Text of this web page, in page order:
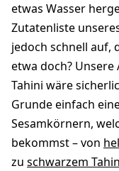
etwas Wasser
Zutatenliste
jedoch schnell auf,
etwa doch?
Tahini wäre
Grunde einfach
Sesamkörnern,
bekommst – von
zu schwarzem Tahin